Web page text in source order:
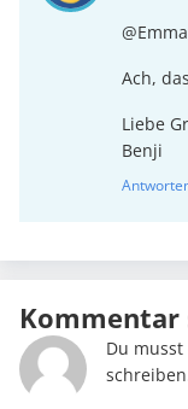
Ach,
Liebe
Benji
Kommentar
Du musst